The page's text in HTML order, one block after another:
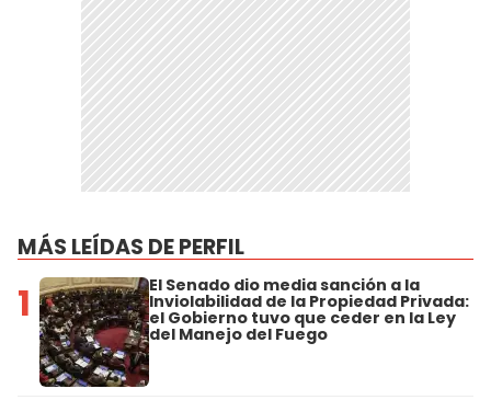
MÁS LEÍDAS DE PERFIL
1 El Senado dio media sanción a la
Inviolabilidad de la Propiedad Privada:
el Gobierno tuvo que ceder en la Ley
del Manejo del Fuego